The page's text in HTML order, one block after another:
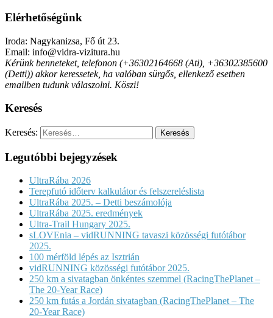
Elérhetőségünk
Iroda: Nagykanizsa, Fő út 23.
Email: info@vidra-vizitura.hu
Kérünk benneteket, telefonon (+36302164668 (Ati), +36302385600
(Detti)) akkor keressetek, ha valóban sürgős, ellenkező esetben
emailben tudunk válaszolni. Köszi!
Keresés
Keresés:
Legutóbbi bejegyzések
UltraRába 2026
Terepfutó időterv kalkulátor és felszereléslista
UltraRába 2025. – Detti beszámolója
UltraRába 2025. eredmények
Ultra-Trail Hungary 2025.
sLOVEnia – vidRUNNING tavaszi közösségi futótábor
2025.
100 mérföld lépés az Isztrián
vidRUNNING közösségi futótábor 2025.
250 km a sivatagban önkéntes szemmel (RacingThePlanet –
The 20-Year Race)
250 km futás a Jordán sivatagban (RacingThePlanet – The
20-Year Race)